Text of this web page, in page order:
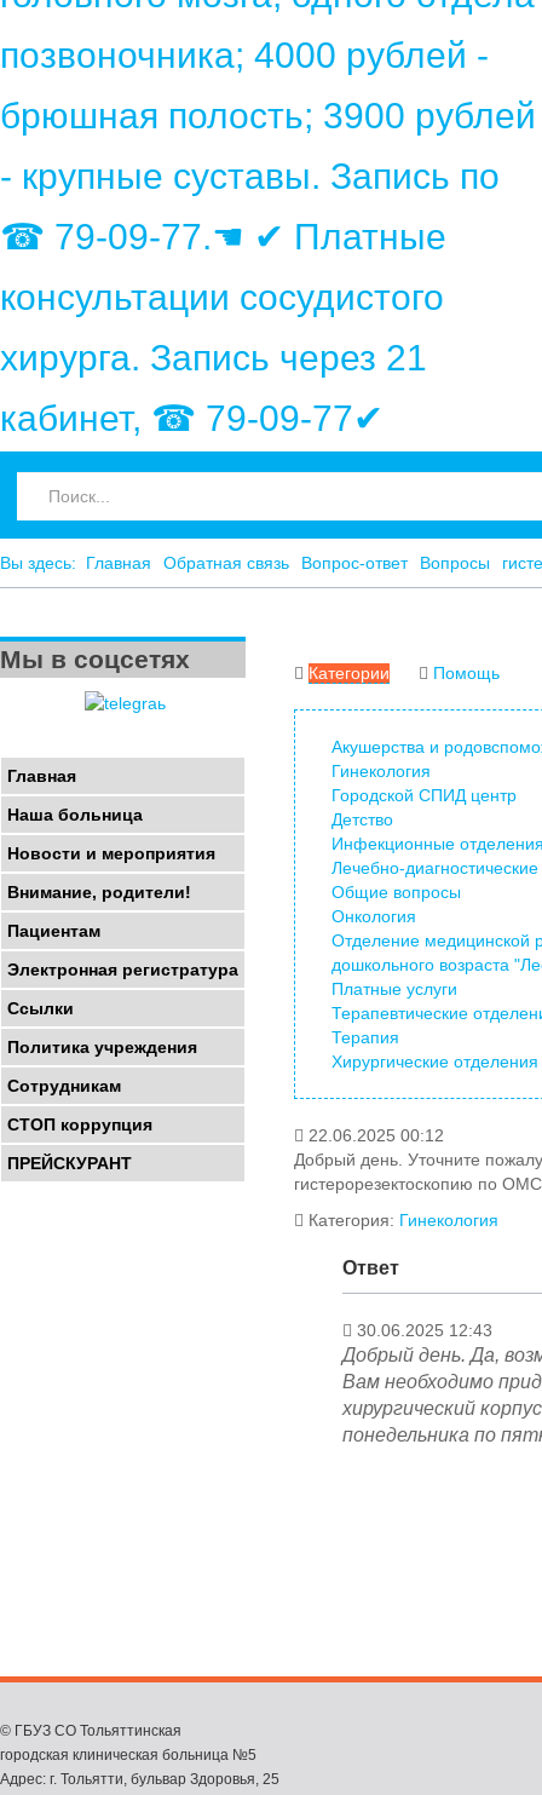
позвоночника; 4000 рублей -
брюшная полость; 3900 рублей
- крупные суставы. Запись по
☎ 79-09-77.☚ ✔ Платные
консультации сосудистого
хирурга. Запись через 21
кабинет, ☎ 79-09-77✔
Вы здесь: Главная Обратная связь Вопрос-ответ Вопросы
Категории Помощь
Акушерства и
Гинекология
Городской СПИД центр
Детство
Инфекционные
Лечебно-
Общие вопросы
Онкология
Отделение медицинской
дошкольного возраста
Платные услуги
Терапевтические
Терапия
Хирургические отделения
22.06.2025 00:12
Добрый день. Уточните
гистерорезектоскопию по
Категория: Гинекология
Ответ
30.06.2025 12:43
Добрый день. Да,
Вам необходимо
хирургический
понедельника по
Мы в соцсетях
Главная
Наша больница
Новости и мероприятия
Внимание, родители!
Пациентам
Электронная регистратура
Ссылки
Политика учреждения
Сотрудникам
СТОП коррупция
ПРЕЙСКУРАНТ
© ГБУЗ СО Тольяттинская
городская клиническая больница №5
Адрес: г. Тольятти, бульвар Здоровья, 25